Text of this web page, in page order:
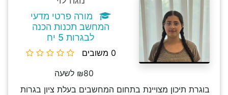
מורה פרטי מדעי
המחשב תכנות הכנה
לבגרות 5 יח
0 משובים
₪80 לשעה
בוגרת תיכון מצויינת בתחום המחשבים בעלת ציון בגרות